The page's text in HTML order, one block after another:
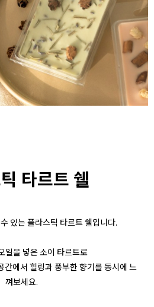
타르트 쉘
있는 플라스틱 타르트 쉘입니다.
일을 넣은 소이 타르트로
간에서 힐링과 풍부한 향기를 동시에 느
껴보세요.